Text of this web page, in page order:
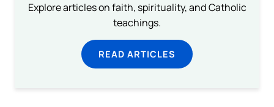
Explore articles on faith, spirituality, and Catholic
teachings.
READ ARTICLES